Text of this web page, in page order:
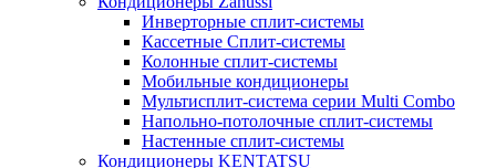
Инверторные сплит-системы
Кассетные Сплит-системы
Колонные сплит-системы
Мобильные кондиционеры
Мультисплит-система серии Multi Combo
Напольно-потолочные сплит-системы
Настенные сплит-системы
Кондиционеры KENTATSU